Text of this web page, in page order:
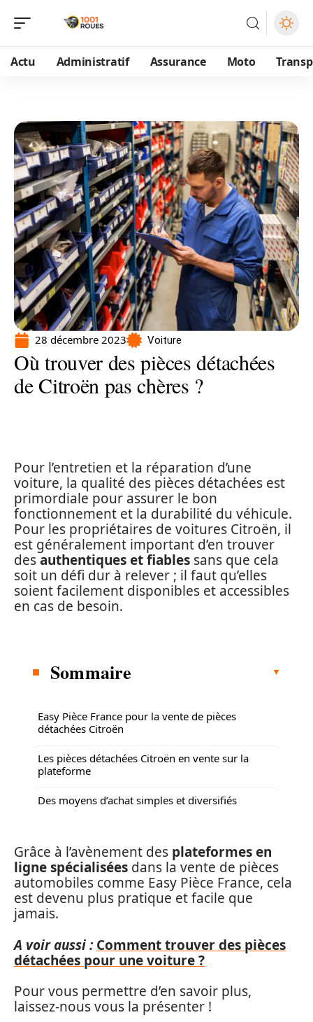
Actu Administratif Assurance Moto
28 décembre 2023 Voiture
Où trouver des pièces détachées
de Citroën pas chères ?
Pour l’entretien et la réparation d’une
voiture, la qualité des pièces détachées est
primordiale pour assurer le bon
fonctionnement et la durabilité du véhicule.
Pour les propriétaires de voitures Citroën, il
est généralement important d’en trouver
desauthentiques et fiables sans que cela
soit un défi dur à relever ; il faut qu’elles
soient facilement disponibles et accessibles
en cas de besoin.
Sommaire
Easy Pièce France pour la vente de pièces
détachées Citroën
Les pièces détachées Citroën en vente sur la
plateforme
Des moyens d’achat simples et diversifiés
Grâce à l’avènement des plateformes en
ligne spécialisées dans la vente de pièces
automobiles comme Easy Pièce France, cela
est devenu plus pratique et facile que
jamais.
A voir aussi : Comment trouver des pièces
détachées pour une voiture ?
Pour vous permettre d’en savoir plus,
laissez-nous vous la présenter !